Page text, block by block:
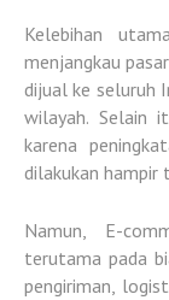
Kelebihan
menjangkau
dijual ke seluruh
wilayah. Selain
karena
dilakukan hampir
Namun, E-
terutama pada
pengiriman,